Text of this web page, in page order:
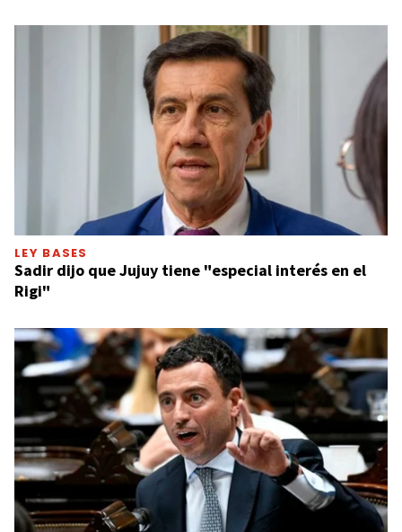
LEY BASES
Sadir dijo que Jujuy tiene "especial interés en el
Rigi"